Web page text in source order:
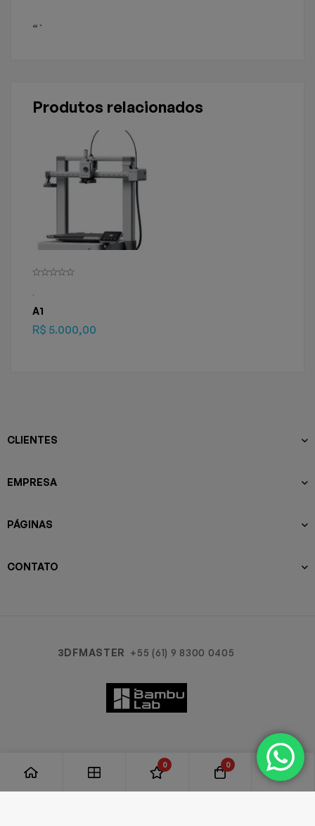
“`
Produtos relacionados
.
A1
R$ 5.000,00
CLIENTES
EMPRESA
PÁGINAS
CONTATO
3DFMASTER +55 (61) 9 8300 0405
0 0